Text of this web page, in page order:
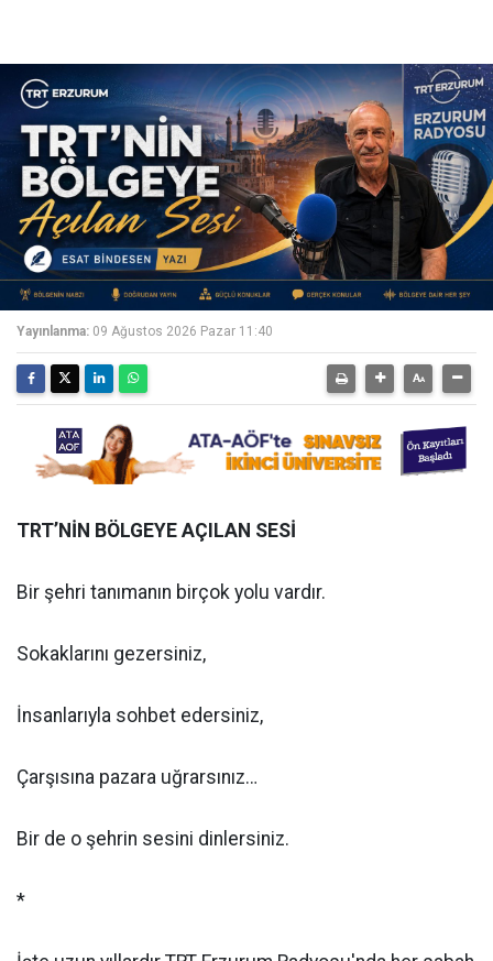
Yayınlanma: 09 Ağustos 2026 Pazar 11:40
TRT’NİN BÖLGEYE AÇILAN SESİ
Bir şehri tanımanın birçok yolu vardır.
Sokaklarını gezersiniz,
İnsanlarıyla sohbet edersiniz,
Çarşısına pazara uğrarsınız…
Bir de o şehrin sesini dinlersiniz.
*